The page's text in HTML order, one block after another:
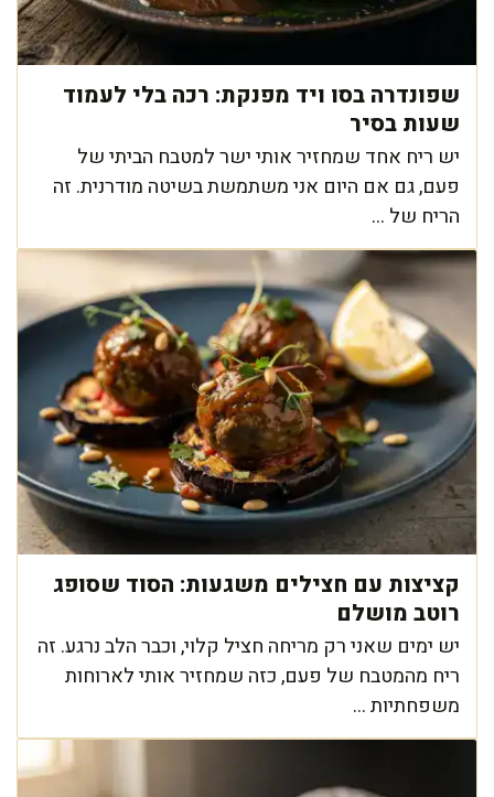
שפונדרה בסו ויד מפנקת: רכה בלי לעמוד
שעות בסיר
יש ריח אחד שמחזיר אותי ישר למטבח הביתי של
פעם, גם אם היום אני משתמשת בשיטה מודרנית. זה
הריח של ...
קציצות עם חצילים משגעות: הסוד שסופג
רוטב מושלם
יש ימים שאני רק מריחה חציל קלוי, וכבר הלב נרגע. זה
ריח מהמטבח של פעם, כזה שמחזיר אותי לארוחות
משפחתיות ...